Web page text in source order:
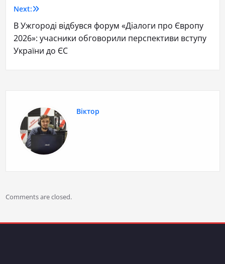
Next:
В Ужгороді відбувся форум «Діалоги про Європу
2026»: учасники обговорили перспективи вступу
України до ЄС
Віктор
Comments are closed.